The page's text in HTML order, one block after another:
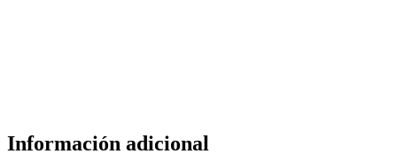
Información adicional